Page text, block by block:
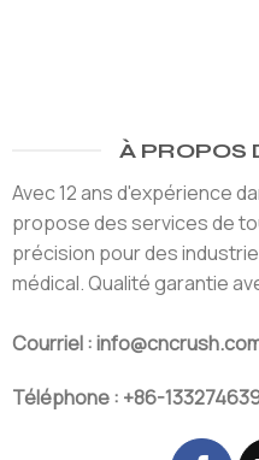
À PROPOS
Avec 12 ans d'expérience
propose des services de
précision pour des
médical. Qualité garantie
Courriel :
Téléphone : +86-